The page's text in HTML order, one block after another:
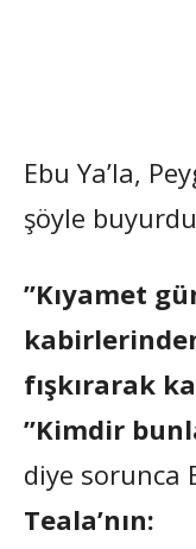
Ebu Ya’la,
şöyle
”Kıyamet
fışkırarak
”Kimdir
diye sorunca
Teala’nın: